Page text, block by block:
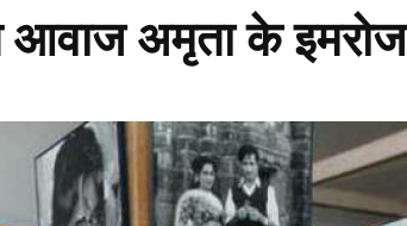
आवाज अमृता के इमरोज